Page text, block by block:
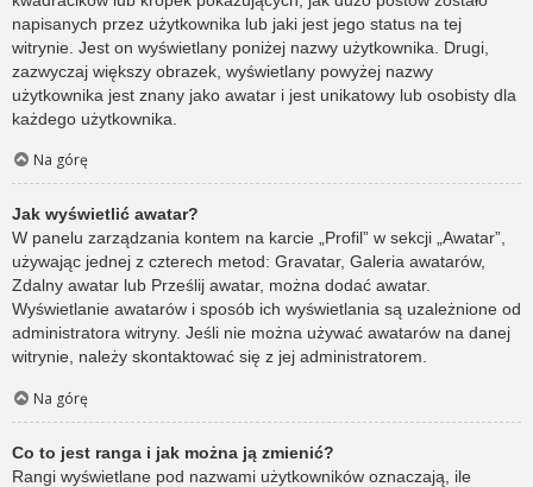
napisanych przez użytkownika lub jaki jest jego status na tej
witrynie. Jest on wyświetlany poniżej nazwy użytkownika. Drugi,
zazwyczaj większy obrazek, wyświetlany powyżej nazwy
użytkownika jest znany jako awatar i jest unikatowy lub osobisty dla
każdego użytkownika.
Na górę
Jak wyświetlić awatar?
W panelu zarządzania kontem na karcie „Profil” w sekcji „Awatar”,
używając jednej z czterech metod: Gravatar, Galeria awatarów,
Zdalny awatar lub Prześlij awatar, można dodać awatar.
Wyświetlanie awatarów i sposób ich wyświetlania są uzależnione od
administratora witryny. Jeśli nie można używać awatarów na danej
witrynie, należy skontaktować się z jej administratorem.
Na górę
Co to jest ranga i jak można ją zmienić?
Rangi wyświetlane pod nazwami użytkowników oznaczają, ile